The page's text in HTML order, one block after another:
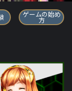
ーローズ
ゲームの始め
方